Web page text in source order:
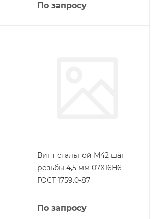
По запросу
Винт стальной М42 шаг
резьбы 4,5 мм 07Х16Н6
ГОСТ 1759.0-87
По запросу